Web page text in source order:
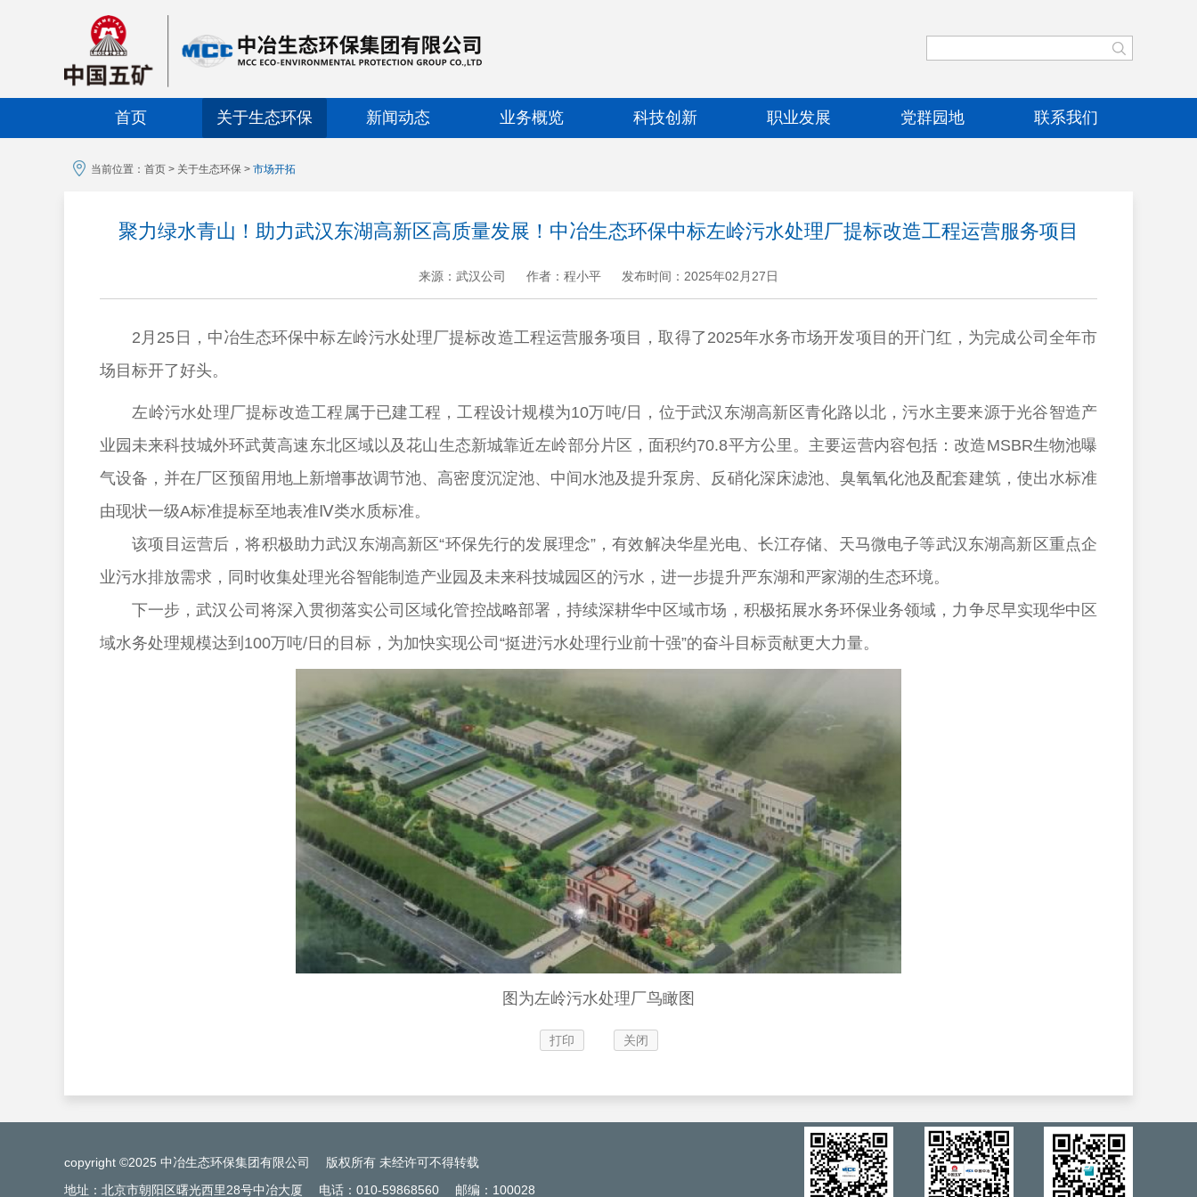
首页 关于生态环保 新闻动态 业务概览 科技创新 职业发展 党群园地 联系我们
当前位置： 首页 > 关于生态环保 > 市场开拓
聚力绿水青山！助力武汉东湖高新区高质量发展！中冶生态环保中标左岭污水处理厂提标改造工程运营服务项目
来源：武汉公司 作者：程小平 发布时间：2025年02月27日
+ -
2月25日，中冶生态环保中标左岭污水处理厂提标改造工程运营服务项目，取得了2025年水务市场开发项目的开门红，为完成公司全年市
场目标开了好头。
左岭污水处理厂提标改造工程属于已建工程，工程设计规模为10万吨/日，位于武汉东湖高新区青化路以北，污水主要来源于光谷智造产
业园未来科技城外环武黄高速东北区域以及花山生态新城靠近左岭部分片区，面积约70.8平方公里。主要运营内容包括：改造MSBR生物池曝
气设备，并在厂区预留用地上新增事故调节池、高密度沉淀池、中间水池及提升泵房、反硝化深床滤池、臭氧氧化池及配套建筑，使出水标准
由现状一级A标准提标至地表准Ⅳ类水质标准。
该项目运营后，将积极助力武汉东湖高新区“环保先行的发展理念”，有效解决华星光电、长江存储、天马微电子等武汉东湖高新区重点企
业污水排放需求，同时收集处理光谷智能制造产业园及未来科技城园区的污水，进一步提升严东湖和严家湖的生态环境。
下一步，武汉公司将深入贯彻落实公司区域化管控战略部署，持续深耕华中区域市场，积极拓展水务环保业务领域，力争尽早实现华中区
域水务处理规模达到100万吨/日的目标，为加快实现公司“挺进污水处理行业前十强”的奋斗目标贡献更大力量。
图为左岭污水处理厂鸟瞰图
打印 关闭
copyright ©2025 中冶生态环保集团有限公司
版权所有 未经许可不得转载
地址：北京市朝阳区曙光西里28号中冶大厦
电话：010-59868560 邮编：100028